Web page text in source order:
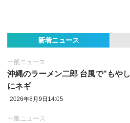
新着ニュース
一般ニュース
沖縄のラーメン二郎 台風で"もや
にネギ
2026年8月9日14:05
一般ニュース